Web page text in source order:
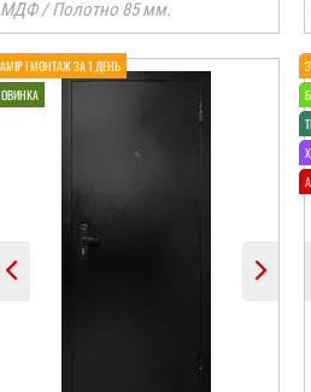
МДФ / Полотно 85 мм.